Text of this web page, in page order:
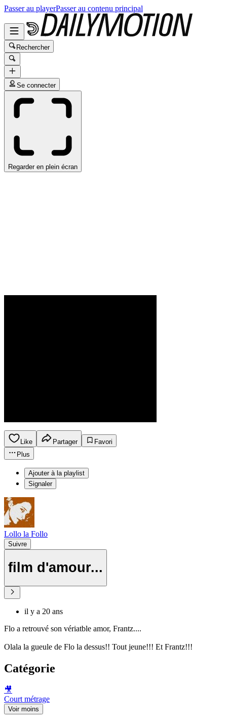
Passer au playerPasser au contenu principal
Rechercher
Se connecter
Regarder en plein écran
Like Partager
Favori
Plus
Ajouter à la playlist
Signaler
Lollo la Follo
Suivre
film d'amour...
il y a 20 ans
Flo a retrouvé son vériatble amor, Frantz....
Olala la gueule de Flo la dessus!! Tout jeune!!! Et Frantz!!!
Catégorie
🎥
Court métrage
Voir moins